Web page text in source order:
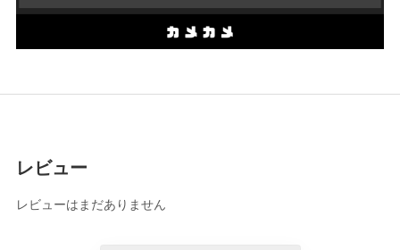
レビュー
レビューはまだありません